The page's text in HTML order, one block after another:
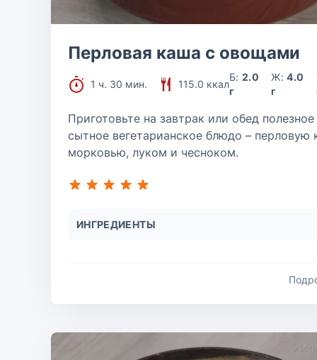
Перловая каша с овощами
1 ч. 30 мин. 115.0 ккал
Б:2.0
г
Ж:4.0
г
Приготовьте на завтрак или обед
сытное вегетарианское блюдо – перловую
морковью, луком и чесноком.
ИНГРЕДИЕНТЫ